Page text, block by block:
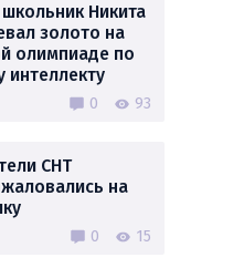
Никита
золото на
олимпиаде по
интеллекту
0 93
СНТ
на
0 15